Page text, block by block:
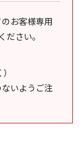
お客様専用
ださい。
いようご注